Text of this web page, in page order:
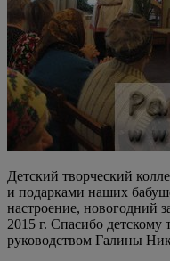
Детский творческий
и подарками наших
настроение, новогодний
2015 г. Спасибо детскому
руководством Галины